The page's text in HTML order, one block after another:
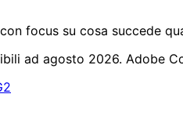
focus su cosa succede
ad agosto 2026. Adobe